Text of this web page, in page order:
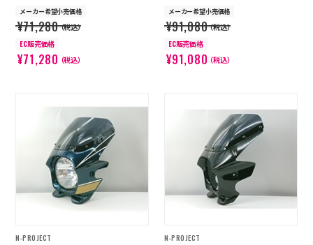
メーカー希望小売価格
¥71,280（税込）
EC販売価格
¥71,280（税込）
メーカー希望小売価格
¥91,080（税込）
EC販売価格
¥91,080（税込）
N-PROJECT N-PROJECT